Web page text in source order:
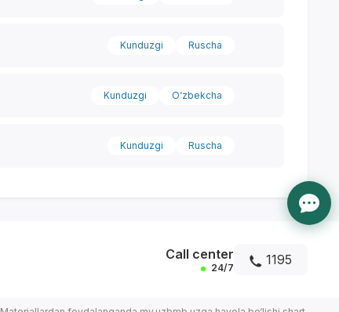
Kunduzgi Ruscha
Kunduzgi O‘zbekcha
Kunduzgi Ruscha
Call center
24/7 1195